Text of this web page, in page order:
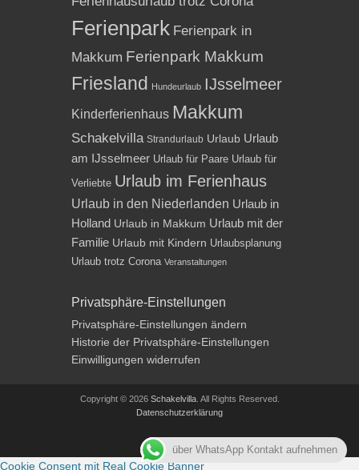
Ferienpark Ferienpark in
Makkum Ferienpark Makkum
Friesland Hundeurlaub IJsselmeer
Kinderferienhaus Makkum
Schakelvilla Strandurlaub Urlaub Urlaub
am IJsselmeer Urlaub für Paare Urlaub für
Verliebte Urlaub im Ferienhaus
Urlaub in den Niederlanden Urlaub in
Holland Urlaub in Makkum Urlaub mit der
Familie Urlaub mit Kindern Urlaubsplanung
Urlaub trotz Corona Veranstaltungen
Privatsphäre-Einstellungen
Privatsphäre-Einstellungen ändern
Historie der Privatsphäre-Einstellungen
Einwilligungen widerrufen
Copyright © 2026 Schakelvilla. All Rights Reserved.
Datenschutzerklärung
Impressum
über WhatsApp Kontakt aufnehmen
Cookie Consent mit Real Cookie Banner